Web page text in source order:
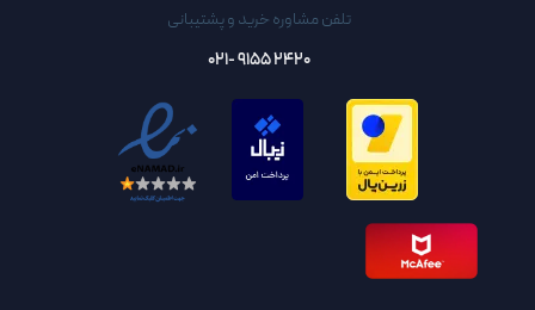
تلفن مشاوره خرید و پشتیبانی
2420 9155 -021